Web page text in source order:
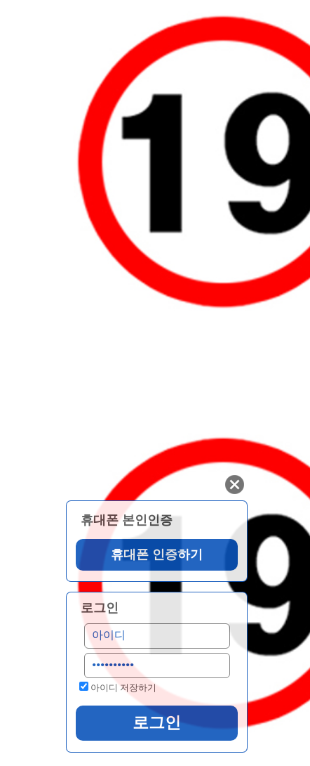
휴대폰 본인인증
로그인
아이디 저장하기